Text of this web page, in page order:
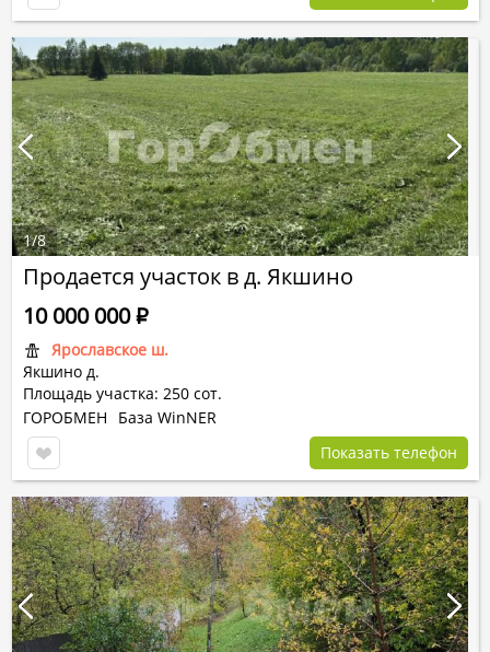
Продается участок в д. Якшино
Ярославское ш.
Якшино д.
Площадь участка: 250 сот.
10 000 000Р
ГОРОБМЕН
База WinNER
Показать телефон
1/8